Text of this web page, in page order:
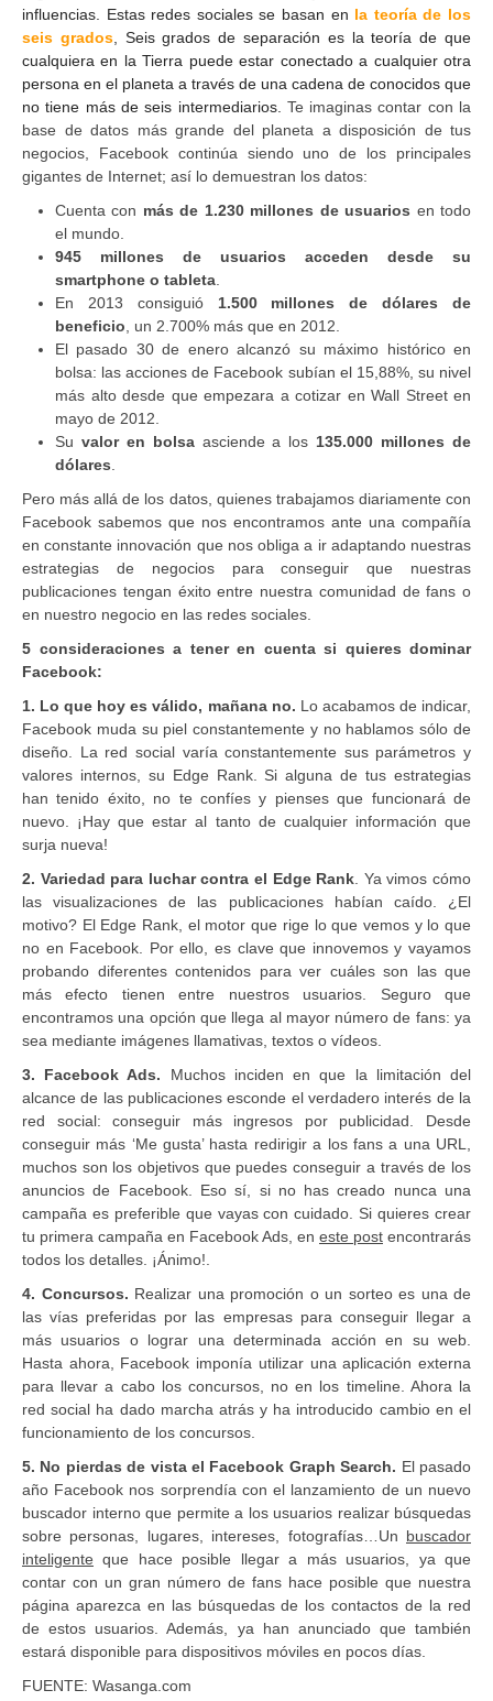
influencias.
Estas redes sociales se basan en la teoría de los
seis grados, Seis grados de separación es la teoría de que
cualquiera en la Tierra puede estar conectado a cualquier otra
persona en el planeta a través de una cadena de conocidos que
no tiene más de seis intermediarios. Te imaginas contar con la
base de datos más grande del planeta a disposición de tus
negocios, Facebook continúa siendo uno de los principales
gigantes de Internet; así lo demuestran los datos:
Cuenta con más de 1.230 millones de usuarios en todo
el mundo.
945 millones de usuarios acceden desde su
smartphone o tableta
En 2013 consiguió 1.500 millones de dólares de
beneficio , un 2.700% más que en 2012.
El pasado 30 de enero alcanzó su máximo histórico en
bolsa: las acciones de Facebook subían el 15,88%, su nivel
más alto desde que empezara a cotizar en Wall Street en
mayo de 2012.
Su valor en bolsaasciende a los 135.000 millones de
dólares
Pero más allá de los datos, quienes trabajamos diariamente con
Facebook sabemos que nos encontramos ante una compañía
en constante innovación que nos obliga a ir adaptando nuestras
estrategias de negocios para conseguir que nuestras
publicaciones tengan éxito entre nuestra comunidad de fans o
en nuestro negocio en las redes sociales.
5 consideraciones a tener en cuenta si quieres dominar
Facebook:
1. Lo que hoy es válido, mañana no. Lo acabamos de indicar,
Facebook muda su piel constantemente y no hablamos sólo de
diseño. La red social varía constantemente sus parámetros y
valores internos, su Edge Rank. Si alguna de tus estrategias
han tenido éxito, no te confíes y pienses que funcionará de
nuevo. ¡Hay que estar al tanto de cualquier información que
surja nueva!
2. Variedad para luchar contra el Edge Rank . Ya vimos cómo
las visualizaciones de las publicaciones habían caído. ¿El
motivo? El Edge Rank, el motor que rige lo que vemos y lo que
no en Facebook. Por ello, es clave que innovemos y vayamos
probando diferentes contenidos para ver cuáles son las que
más efecto tienen entre nuestros usuarios. Seguro que
encontramos una opción que llega al mayor número de fans: ya
sea mediante imágenes llamativas, textos o vídeos.
3. Facebook Ads. Muchos inciden en que la limitación del
alcance de las publicaciones esconde el verdadero interés de la
red social: conseguir más ingresos por publicidad. Desde
conseguir más ‘Me gusta’ hasta redirigir a los fans a una URL,
muchos son los objetivos que puedes conseguir a través de los
anuncios de Facebook. Eso sí, si no has creado nunca una
campaña es preferible que vayas con cuidado. Si quieres crear
tu primera campaña en Facebook Ads, en este post encontrarás
todos los detalles. ¡Ánimo!.
4. Concursos. Realizar una promoción o un sorteo es una de
las vías preferidas por las empresas para conseguir llegar a
más usuarios o lograr una determinada acción en su web.
Hasta ahora, Facebook imponía utilizar una aplicación externa
para llevar a cabo los concursos, no en los timeline. Ahora la
red social ha dado marcha atrás y ha introducido cambio en el
funcionamiento de los concursos.
5. No pierdas de vista el Facebook Graph Search. El pasado
año Facebook nos sorprendía con el lanzamiento de un nuevo
buscador interno que permite a los usuarios realizar búsquedas
sobre personas, lugares, intereses, fotografías…Un buscador
inteligente que hace posible llegar a más usuarios, ya que
contar con un gran número de fans hace posible que nuestra
página aparezca en las búsquedas de los contactos de la red
de estos usuarios. Además, ya han anunciado que también
estará disponible para dispositivos móviles en pocos días.
FUENTE: Wasanga.com